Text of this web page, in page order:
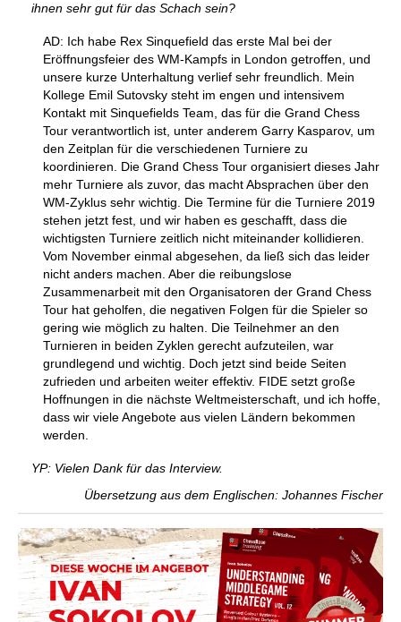
ihnen sehr gut für das Schach sein?
AD: Ich habe Rex Sinquefield das erste Mal bei der
Eröffnungsfeier des WM-Kampfs in London getroffen, und
unsere kurze Unterhaltung verlief sehr freundlich. Mein
Kollege Emil Sutovsky steht im engen und intensivem
Kontakt mit Sinquefields Team, das für die Grand Chess
Tour verantwortlich ist, unter anderem Garry Kasparov, um
den Zeitplan für die verschiedenen Turniere zu
koordinieren. Die Grand Chess Tour organisiert dieses Jahr
mehr Turniere als zuvor, das macht Absprachen über den
WM-Zyklus sehr wichtig. Die Termine für die Turniere 2019
stehen jetzt fest, und wir haben es geschafft, dass die
wichtigsten Turniere zeitlich nicht miteinander kollidieren.
Vom November einmal abgesehen, da ließ sich das leider
nicht anders machen. Aber die reibungslose
Zusammenarbeit mit den Organisatoren der Grand Chess
Tour hat geholfen, die negativen Folgen für die Spieler so
gering wie möglich zu halten. Die Teilnehmer an den
Turnieren in beiden Zyklen gerecht aufzuteilen, war
grundlegend und wichtig. Doch jetzt sind beide Seiten
zufrieden und arbeiten weiter effektiv. FIDE setzt große
Hoffnungen in die nächste Weltmeisterschaft, und ich hoffe,
dass wir viele Angebote aus vielen Ländern bekommen
werden.
YP: Vielen Dank für das Interview.
Übersetzung aus dem Englischen: Johannes Fischer